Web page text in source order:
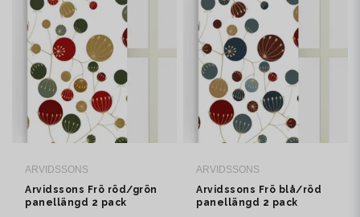
ARVIDSSONS
Arvidssons Frö röd/grön
panellängd 2 pack
ARVIDSSONS
Arvidssons Frö blå/röd
panellängd 2 pack